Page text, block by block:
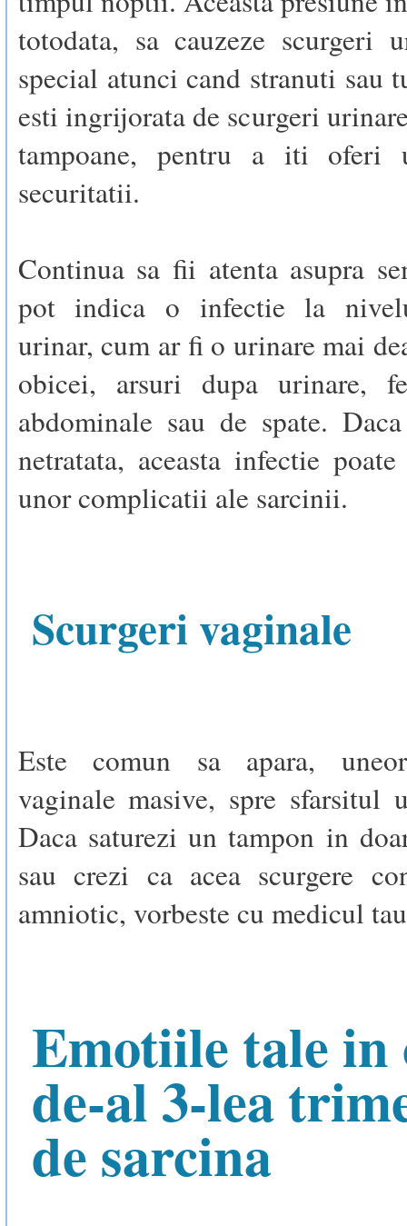
totodata, sa cauzeze scurgeri
special atunci cand stranuti sau
esti ingrijorata de scurgeri
tampoane, pentru a iti oferi
securitatii.
Continua sa fii atenta asupra
pot indica o infectie la
urinar, cum ar fi o urinare mai
obicei, arsuri dupa urinare,
abdominale sau de spate.
netratata, aceasta infectie
unor complicatii ale sarcinii.
Scurgeri vaginale
Este comun sa apara,
vaginale masive, spre sfarsitul
Daca saturezi un tampon in
sau crezi ca acea scurgere
amniotic, vorbeste cu medicul
Emotiile tale in
de-al 3-lea
de sarcina